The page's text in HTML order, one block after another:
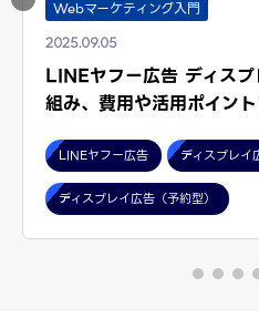
Webマーケティング入門
2025.09.05
LINEヤフー広告 ディス
組み、費用や活用ポイン
LINEヤフー広告 ディスプレイ
ディスプレイ広告（予約型）